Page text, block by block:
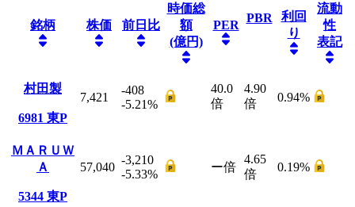
銘柄 株価 前日比
時価総
額
(億円)
PER
PBR
利回
り
流動
性
表記
村田製
6981 東P
7,421
-408
-5.21%
40.0
倍
4.90
倍
0.94%
ＭＡＲＵＷ
Ａ
5344 東P
57,040
-3,210
-5.33%
ー倍
4.65
倍
0.19%